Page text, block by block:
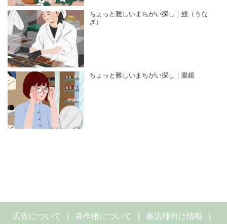
ちょっと難しいまちがい探し｜鰻（うな
ぎ）
ちょっと難しいまちがい探し｜眼鏡
広告について 著作権について 書店様向け情報